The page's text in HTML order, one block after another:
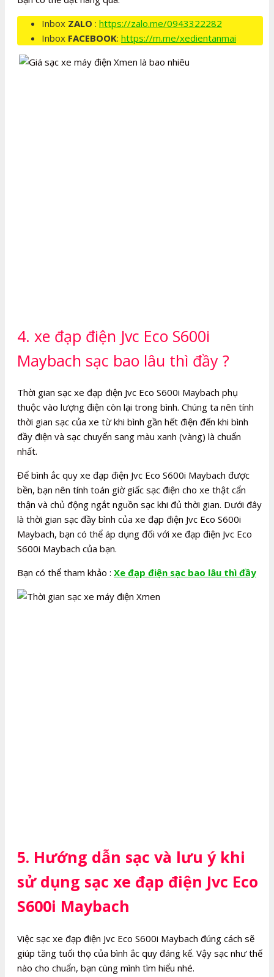
Inbox ZALO : https://zalo.me/0943322282
Inbox FACEBOOK: https://m.me/xedientanmai
4. xe đạp điện Jvc Eco S600i
Maybach sạc bao lâu thì đầy ?
Thời gian sạc xe đạp điện Jvc Eco S600i Maybach phụ
thuộc vào lượng điện còn lại trong bình. Chúng ta nên tính
thời gian sạc của xe từ khi bình gần hết điện đến khi bình
đầy điện và sạc chuyển sang màu xanh (vàng) là chuẩn
nhất.
Để bình ắc quy xe đạp điện Jvc Eco S600i Maybach được
bền, bạn nên tính toán giờ giấc sạc điện cho xe thật cẩn
thận và chủ động ngắt nguồn sạc khi đủ thời gian. Dưới đây
là thời gian sạc đầy bình của xe đạp điện Jvc Eco S600i
Maybach, bạn có thể áp dụng đối với xe đạp điện Jvc Eco
S600i Maybach của bạn.
Bạn có thể tham khảo : Xe đạp điện sạc bao lâu thì đầy
5. Hướng dẫn sạc và lưu ý khi
sử dụng sạc xe đạp điện Jvc Eco
S600i Maybach
Việc sạc xe đạp điện Jvc Eco S600i Maybach đúng cách sẽ
giúp tăng tuổi thọ của bình ắc quy đáng kể. Vậy sạc như thế
nào cho chuẩn, bạn cùng mình tìm hiểu nhé.